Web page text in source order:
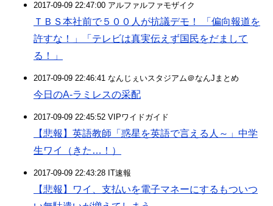
2017-09-09 22:47:00 アルファルファモザイク
ＴＢＳ本社前で５００人が抗議デモ！ 「偏向報道を
許すな！」「テレビは真実伝えず国民をだまして
る！」
2017-09-09 22:46:41 なんじぇいスタジアム＠なんJまとめ
今日のA-ラミレスの采配
2017-09-09 22:45:52 VIPワイドガイド
【悲報】英語教師「惑星を英語で言える人～」中学
生ワイ（きた…！）
2017-09-09 22:43:28 IT速報
【悲報】ワイ、支払いを電子マネーにするもついつ